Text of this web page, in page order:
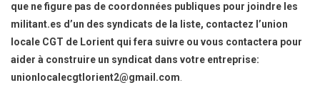
que ne figure pas de coordonnées publiques pour joindre les
militant.es d’un des syndicats de la liste, contactez l’union
locale CGT de Lorient qui fera suivre ou vous contactera pour
aider à construire un syndicat dans votre entreprise:
unionlocalecgtlorient2@gmail.com.